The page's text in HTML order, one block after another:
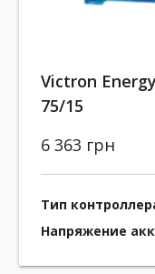
Victron
75/15
6 363 грн
Тип
Напряжение